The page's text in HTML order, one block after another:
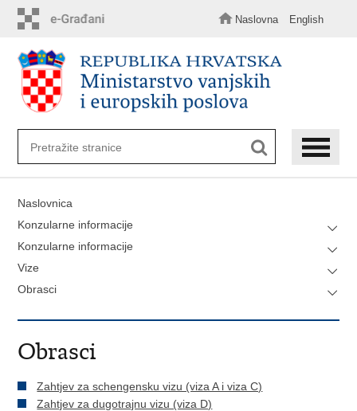
sadržaj
Naslovna English
Naslovnica
Konzularne informacije
Konzularne informacije
Vize
Obrasci
Obrasci
Zahtjev za schengensku vizu (viza A i viza C)
Zahtjev za dugotrajnu vizu (viza D)